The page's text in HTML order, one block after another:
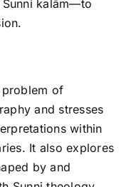
kalām—to
problem of
and stresses
within
It also explores
by and